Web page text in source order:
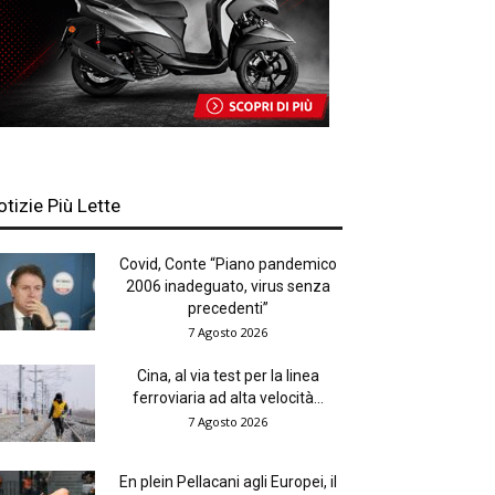
Più Lette
Covid, Conte “Piano pandemico
2006 inadeguato, virus senza
precedenti”
7 Agosto 2026
Cina, al via test per la linea
ferroviaria ad alta velocità...
7 Agosto 2026
En plein Pellacani agli Europei, il